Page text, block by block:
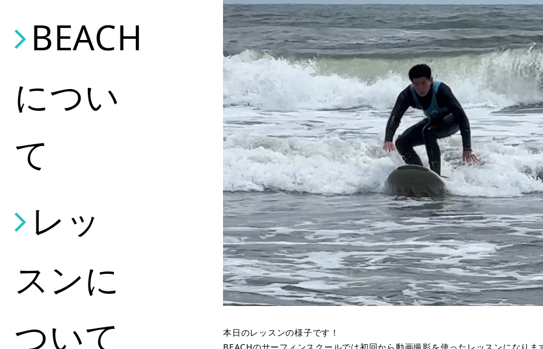
BEACH
につい
て
レッ
スンに
ついて
本日のレッスンの様子です！
BEACHのサーフィンスクールでは初回から動画撮影を使ったレッスンになりま